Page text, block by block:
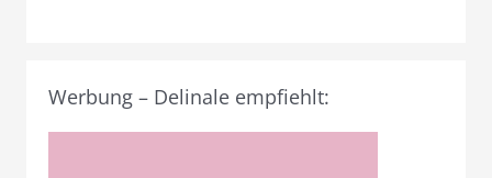
Werbung – Delinale empfiehlt: